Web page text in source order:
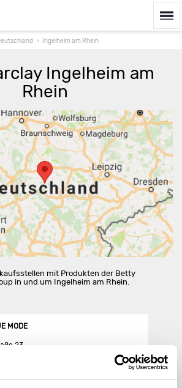
Ingelheim am Rhein
Ingelheim am
Rhein
Route berechnen
mit Produkten der Betty
in und um Ingelheim am Rhein.
MODE
23